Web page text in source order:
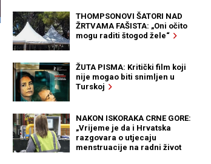
THOMPSONOVI ŠATORI NAD
ŽRTVAMA FAŠISTA: „Oni očito
mogu raditi štogod žele“
ŽUTA PISMA: Kritički film koji
nije mogao biti snimljen u
Turskoj
NAKON ISKORAKA CRNE GORE:
„Vrijeme je da i Hrvatska
razgovara o utjecaju
menstruacije na radni život